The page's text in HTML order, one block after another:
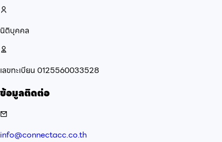
นิติบุคคล
เลขทะเบียน 0125560033528
ข้อมูลติดต่อ
info@connectacc.co.th